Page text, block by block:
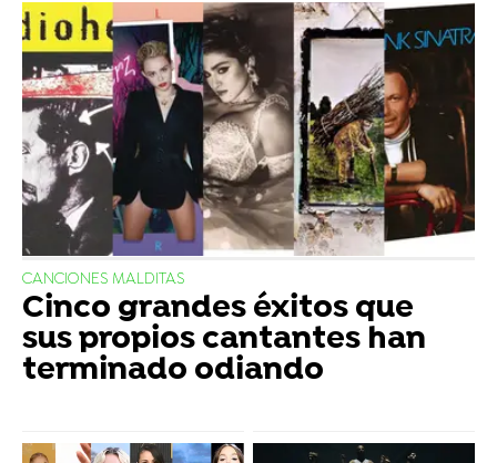
CANCIONES MALDITAS
Cinco grandes éxitos que
sus propios cantantes han
terminado odiando